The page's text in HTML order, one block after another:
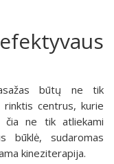
būtų ne tik
centrus, kurie
čia ne tik atliekami
būklė, sudaromas
kineziterapija.